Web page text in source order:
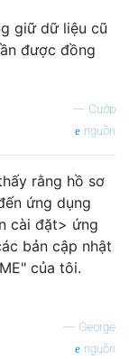
giữ dữ liệu cũ
được đồng
— Cướp
nguồn
rằng hồ sơ
ứng dụng
cài đặt> ứng
bản cập nhật
của tôi.
— George
nguồn